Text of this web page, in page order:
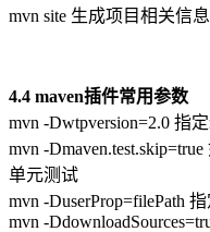
mvn site 生成项目相关信
4.4 maven插件常用参数
mvn -Dwtpversion=2.0 指
mvn -
单元测试
mvn -DuserProp=filePath
mvn -